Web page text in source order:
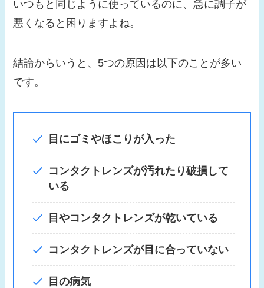
いつもと同じように使っているのに、急に調子が
悪くなると困りますよね。
結論からいうと、5つの原因は以下のことが多い
です。
目にゴミやほこりが入った
コンタクトレンズが汚れたり破損して
いる
目やコンタクトレンズが乾いている
コンタクトレンズが目に合っていない
目の病気